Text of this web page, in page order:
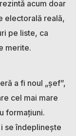
acum doar
electorală reală,
pe liste, ca
merite.
a fi noul „șef”,
cel mai mare
formațiuni.
se îndeplinește